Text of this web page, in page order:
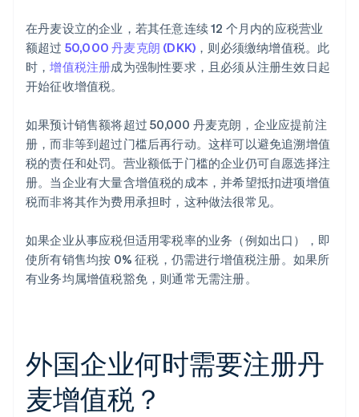
在丹麦设立的企业，若其任意连续 12 个月内的应税营业
额超过 50,000 丹麦克朗 (DKK) ，则必须缴纳增值税。此
时，增值税注册成为强制性要求，且必须从注册生效日起
开始征收增值税。
如果预计销售额将超过 50,000 丹麦克朗，企业应提前注
册，而非等到超过门槛后再行动。这样可以避免追溯增值
税的责任和处罚。营业额低于门槛的企业仍可自愿选择注
册。当企业有大量含增值税的成本，并希望抵扣进项增值
税而非将其作为费用承担时，这种做法很常见。
如果企业从事应税但适用零税率的业务（例如出口），即
使所有销售均按 0% 征税，仍需进行增值税注册。如果所
有业务均属增值税豁免，则通常无需注册。
外国企业何时需要注册丹
麦增值税？